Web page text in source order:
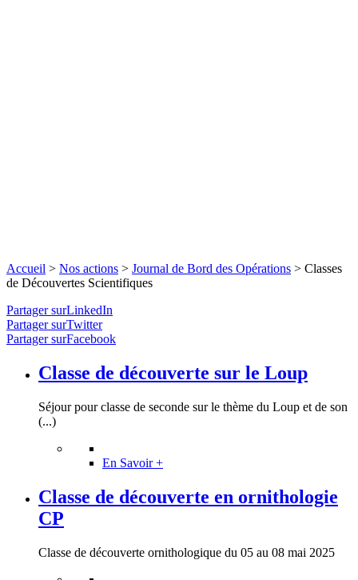
Accueil > Nos actions > Journal de Bord des Opérations > Classes
de Découvertes Scientifiques
Partager surLinkedIn
Partager surTwitter
Partager surFacebook
Classe de découverte sur le Loup
Séjour pour classe de seconde sur le thème du Loup et de son
(...)
En Savoir +
Classe de découverte en ornithologie
CP
Classe de découverte ornithologique du 05 au 08 mai 2025